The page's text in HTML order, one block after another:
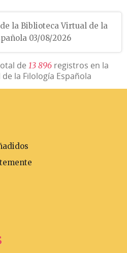
la Biblioteca Virtual de la
03/08/2026
de 13 896registros en la
la Filología Española